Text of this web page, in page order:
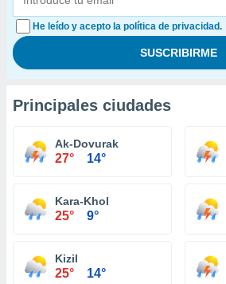
He leído y acepto la política de privacidad.
Principales ciudades
Ak-Dovurak
27° 14°
Kara-Khol
25° 9°
Kizil
25° 14°